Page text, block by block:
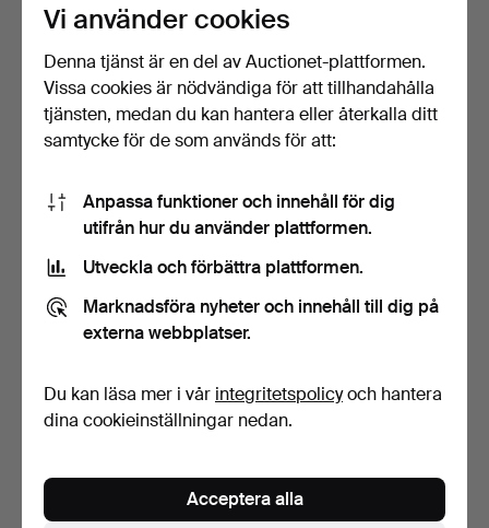
SKÅP, rokokostil, 1900-tal.
4 dagar
43 USD
ETIENNEHYLLA /
Hörnhylla, 6 plan, 1900-tal.
4 dagar
53 USD
1900-tal.
5 dagar
märkt Kimbel & Fri…
Vi använder cookies
Denna tjänst är en del av Auctionet-plattformen.
Vissa cookies är nödvändiga för att tillhandahålla
tjänsten, medan du kan hantera eller återkalla ditt
samtycke för de som används för att:
Anpassa funktioner och innehåll för dig
utifrån hur du använder plattformen.
Utveckla och förbättra plattformen.
Marknadsföra nyheter och innehåll till dig på
externa webbplatser.
Du kan läsa mer i vår integritetspolicyoch hantera
dina cookieinställningar nedan.
Acceptera alla